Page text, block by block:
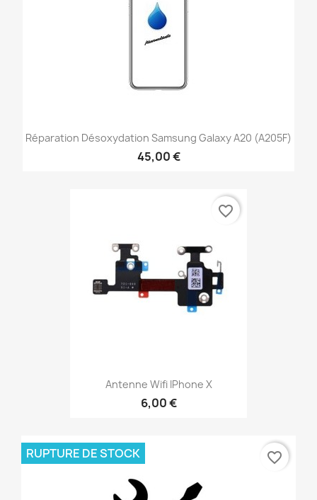
Réparation Désoxydation Samsung Galaxy A20 (A205F)
45,00 €
Antenne Wifi IPhone X
6,00 €
favorite_border
RUPTURE DE STOCK favorite_border